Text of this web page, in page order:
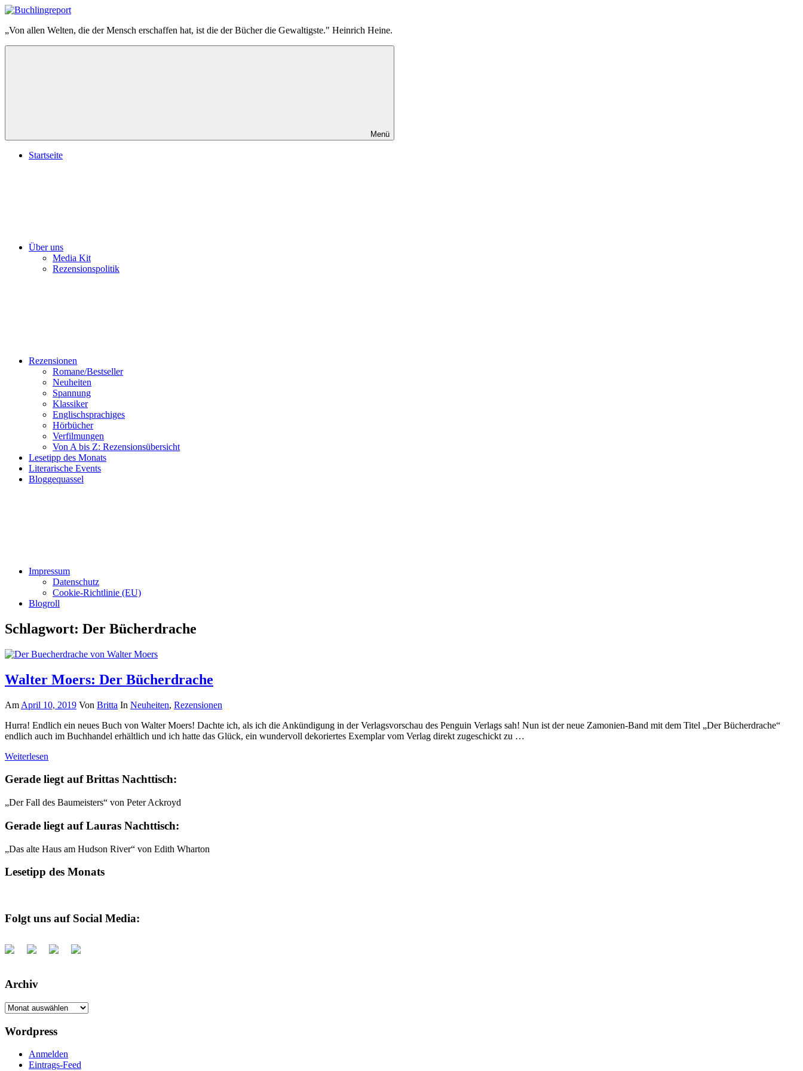
Zum
springen
Buchlingreport
„Von allen Welten, die der Mensch erschaffen hat, ist die der Bücher die Gewaltigste." Heinrich Heine.
Menü
Startseite
Über uns
Media Kit
Rezensionspolitik
Rezensionen
Romane/Bestseller
Neuheiten
Spannung
Klassiker
Englischsprachiges
Hörbücher
Verfilmungen
Von A bis Z: Rezensionsübersicht
Lesetipp des Monats
Literarische Events
Bloggequassel
Impressum
Datenschutz
Cookie-Richtlinie (EU)
Blogroll
Schlagwort: Der Bücherdrache
Walter Moers: Der Bücherdrache
Am April 10, 2019 Von Britta In Neuheiten, Rezensionen
Hurra! Endlich ein neues Buch von Walter Moers! Dachte ich, als ich die Ankündigung in der Verlagsvorschau des Penguin Verlags sah! Nun ist der neue Zamonien-Band mit dem Titel „Der Bücherdrache“
endlich auch im Buchhandel erhältlich und ich hatte das Glück, ein wundervoll dekoriertes Exemplar vom Verlag direkt zugeschickt zu …
Weiterlesen
Gerade liegt auf Brittas Nachttisch:
„Der Fall des Baumeisters“ von Peter Ackroyd
Gerade liegt auf Lauras Nachttisch:
„Das alte Haus am Hudson River“ von Edith Wharton
Lesetipp des Monats
Folgt uns auf Social Media:
Archiv
Archiv
Wordpress
Anmelden
Eintrags-Feed